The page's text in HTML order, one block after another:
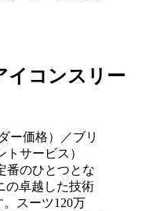
イコンスリー
番のひとつとな
の卓越した技術
スーツ120万